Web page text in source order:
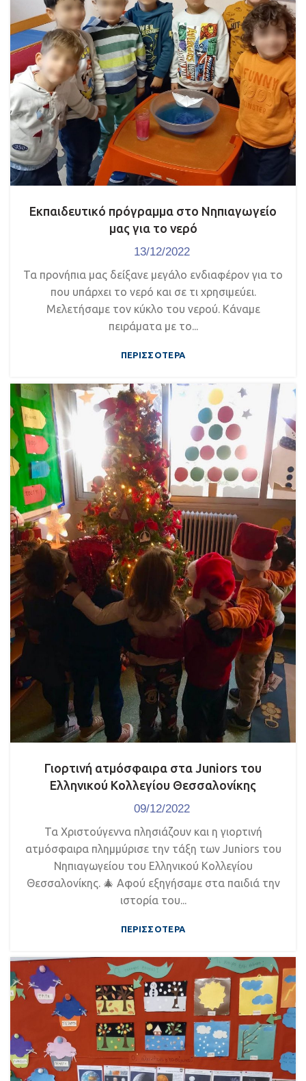
Εκπαιδευτικό πρόγραμμα στο Νηπιαγωγείο
μας για το νερό
13/12/2022
Τα προνήπια μας δείξανε μεγάλο ενδιαφέρον για το
που υπάρχει το νερό και σε τι χρησιμεύει.
Μελετήσαμε τον κύκλο του νερού. Κάναμε
πειράματα με το...
ΠΕΡΙΣΣΌΤΕΡΑ
Γιορτινή ατμόσφαιρα στα Juniors του
Ελληνικού Κολλεγίου Θεσσαλονίκης
09/12/2022
Τα Χριστούγεννα πλησιάζουν και η γιορτινή
ατμόσφαιρα πλημμύρισε την τάξη των Juniors του
Νηπιαγωγείου του Ελληνικού Κολλεγίου
Θεσσαλονίκης. 🎄 Αφού εξηγήσαμε στα παιδιά την
ιστορία του...
ΠΕΡΙΣΣΌΤΕΡΑ